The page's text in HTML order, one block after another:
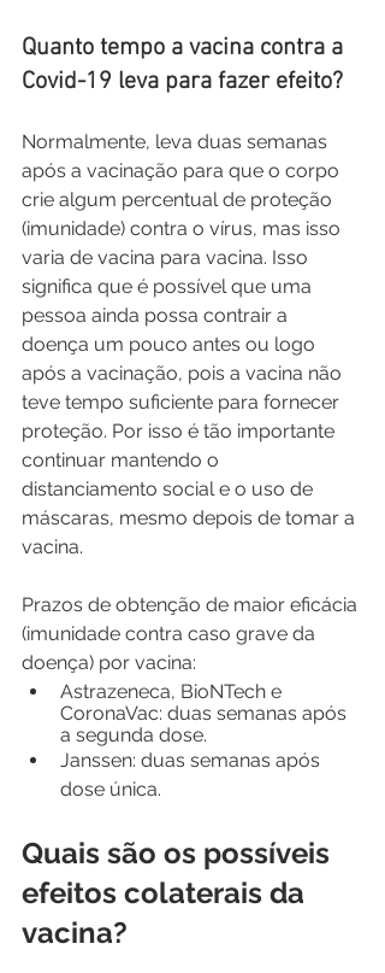
Quanto tempo a vacina contra a
Covid-19 leva para fazer efeito?
Normalmente, leva duas semanas
após a vacinação para que o corpo
crie algum percentual de proteção
(imunidade) contra o vírus, mas isso
varia de vacina para vacina. Isso
significa que é possível que uma
pessoa ainda possa contrair a
doença um pouco antes ou logo
após a vacinação, pois a vacina não
teve tempo suficiente para fornecer
proteção. Por isso é tão importante
continuar mantendo o
distanciamento social e o uso de
máscaras, mesmo depois de tomar a
vacina.
Prazos de obtenção de maior eficácia
(imunidade contra caso grave da
doença) por vacina:
Astrazeneca, BioNTech e
CoronaVac: duas semanas após
a segunda dose.
Janssen: duas semanas após
dose única.
Quais são os possíveis
efeitos colaterais da
vacina?